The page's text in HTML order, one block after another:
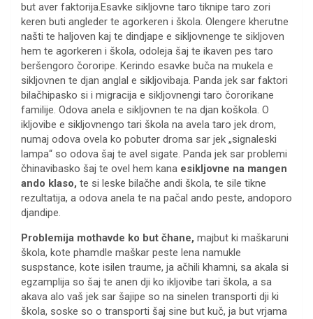
but aver faktorija.Esavke sikljovne taro tiknipe taro zori
keren buti angleder te agorkeren i škola. Olengere kherutne
našti te haljoven kaj te dindjape e sikljovnenge te sikljoven
hem te agorkeren i škola, odoleja šaj te ikaven pes taro
beršengoro čororipe. Kerindo esavke buča na mukela e
sikljovnen te djan anglal e sikljovibaja. Panda jek sar faktori
bilačhipasko si i migracija e sikljovnengi taro čororikane
familije. Odova anela e sikljovnen te na djan koškola. O
ikljovibe e sikljovnengo tari škola na avela taro jek drom,
numaj odova ovela ko pobuter droma sar jek „signaleski
lampa“ so odova šaj te avel sigate. Panda jek sar problemi
čhinavibasko šaj te ovel hem kana esikljovne na mangen
ando klaso, te si leske bilačhe andi škola, te sile tikne
rezultatija, a odova anela te na pačal ando peste, andoporo
djandipe.
Problemija mothavde ko but čhane, majbut ki maškaruni
škola, kote phamdle maškar peste lena namukle
suspstance, kote isilen traume, ja ačhili khamni, sa akala si
egzamplija so šaj te anen dji ko ikljovibe tari škola, a sa
akava alo vaš jek sar šajipe so na sinelen transporti dji ki
škola, soske so o transporti šaj sine but kuč, ja but vrjama